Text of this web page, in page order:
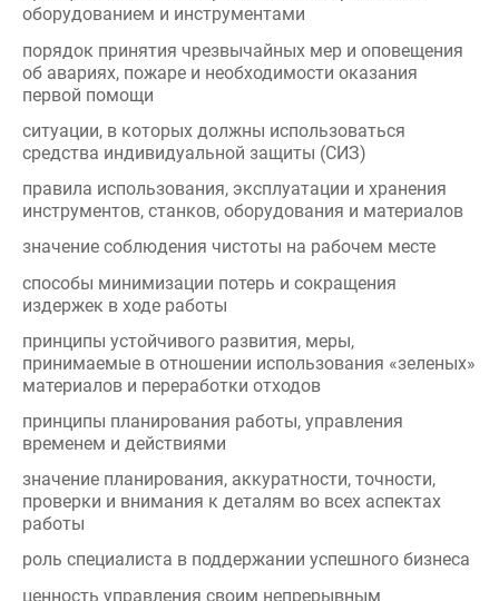
порядок принятия чрезвычайных мер и оповещения
об авариях, пожаре и необходимости оказания
первой помощи
ситуации, в которых должны использоваться
правила использования, эксплуатации и хранения
значение соблюдения чистоты на рабочем месте
способы минимизации потерь и сокращения
принципы устойчивого развития, меры,
материалов и переработки отходов
принципы планирования работы, управления
значение планирования, аккуратности, точности,
работы
роль специалиста в поддержании успешного бизнеса
ценность управления своим непрерывным